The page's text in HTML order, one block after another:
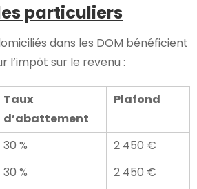
particuliers
dans les DOM bénéficient
l’impôt sur le revenu :
Taux
d’abattement
Plafond
30 %
2 450 €
30 %
2 450 €